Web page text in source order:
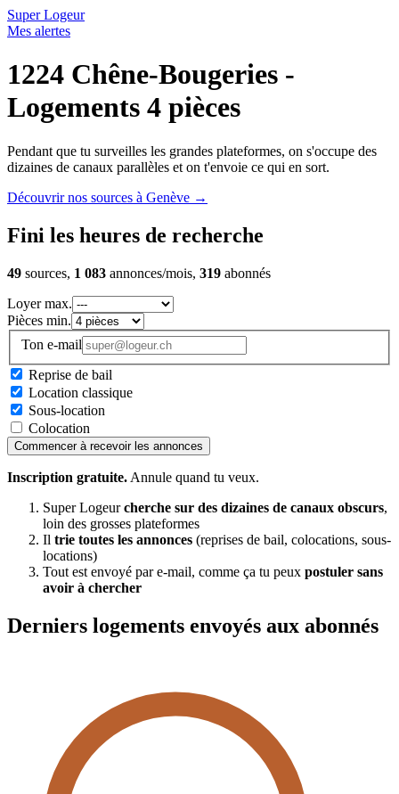
Super Logeur
Mes alertes
1224 Chêne-Bougeries -
Logements 4 pièces
Pendant que tu surveilles les grandes plateformes, on s'occupe des
dizaines de canaux parallèles et on t'envoie ce qui en sort.
Découvrir nos sources à Genève →
Fini les heures de recherche
49 sources, 1 083 annonces/mois, 319 abonnés
Loyer max.
Pièces min.
Ton e-mail
Reprise de bail
Location classique
Sous-location
Colocation
Commencer à recevoir les annonces
Inscription gratuite. Annule quand tu veux.
Super Logeurcherche sur des dizaines de canaux obscurs,
loin des grosses plateformes
Il trie toutes les annonces (reprises de bail, colocations, sous-
locations)
Tout est envoyé par e-mail, comme ça tu peux postuler sans
avoir à chercher
Derniers logements envoyés aux abonnés